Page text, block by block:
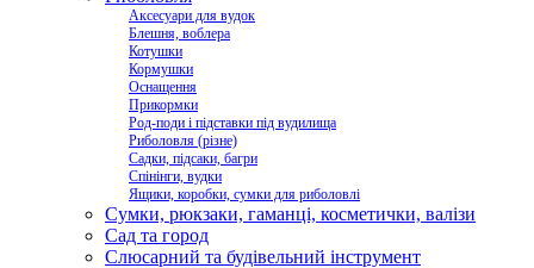
Аксесуари для вудок
Блешня, воблера
Котушки
Кормушки
Оснащення
Прикормки
Род-поди і підставки під вудилища
Риболовля (різне)
Садки, підсаки, багри
Спінінги, вудки
Ящики, коробки, сумки для риболовлі
Сумки, рюкзаки, гаманці, косметички, валізи
Сад та город
Слюсарний та будівельний інструмент